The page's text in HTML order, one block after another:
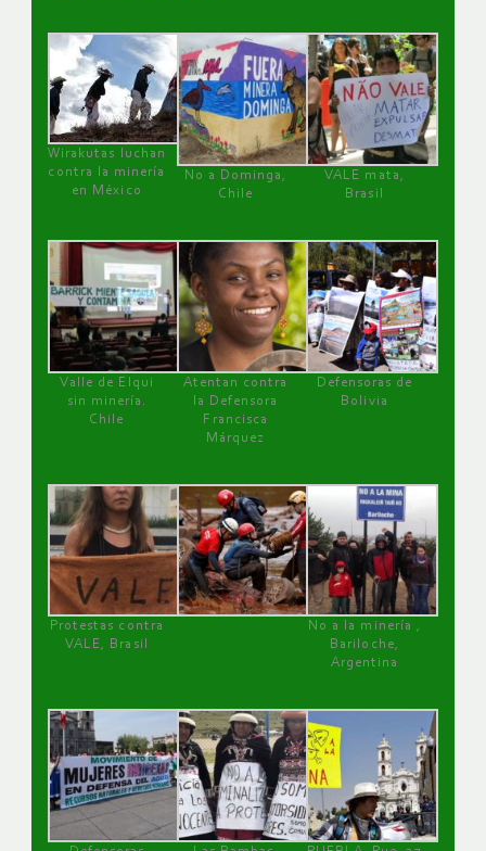
Wirakutas luchan
contra la minería
en México
No a Dominga,
Chile
VALE mata,
Brasil
Valle de Elqui
sin minería.
Chile
Atentan contra
la Defensora
Francisca
Márquez
Defensoras de
Bolivia
Protestas contra
VALE, Brasil
No a la minería ,
Bariloche,
Argentina